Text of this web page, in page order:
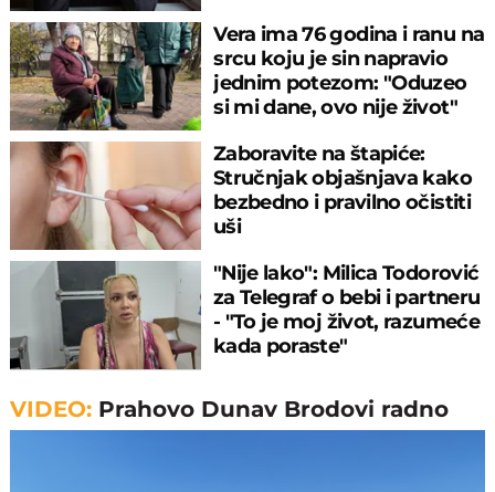
Vera ima 76 godina i ranu na
srcu koju je sin napravio
jednim potezom: "Oduzeo
si mi dane, ovo nije život"
Zaboravite na štapiće:
Stručnjak objašnjava kako
bezbedno i pravilno očistiti
uši
"Nije lako": Milica Todorović
za Telegraf o bebi i partneru
- "To je moj život, razumeće
kada poraste"
VIDEO: Prahovo Dunav Brodovi radno